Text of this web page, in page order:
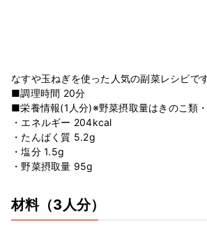
なすや玉ねぎを使った人気の副菜レシピです
■調理時間 20分
■栄養情報(1人分)※野菜摂取量はきのこ類
・エネルギー 204kcal
・たんぱく質 5.2g
・塩分 1.5g
・野菜摂取量 95g
材料（3人分）